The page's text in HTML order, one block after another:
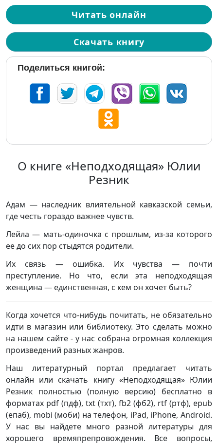
Читать онлайн
Скачать книгу
Поделиться книгой:
О книге «Неподходящая» Юлии
Резник
Адам — наследник влиятельной кавказской семьи,
где честь гораздо важнее чувств.
Лейла — мать-одиночка с прошлым, из-за которого
ее до сих пор стыдятся родители.
Их связь — ошибка. Их чувства — почти
преступление. Но что, если эта неподходящая
женщина — единственная, с кем он хочет быть?
Когда хочется что-нибудь почитать, не обязательно
идти в магазин или библиотеку. Это сделать можно
на нашем сайте - у нас собрана огромная коллекция
произведений разных жанров.
Наш литературный портал предлагает читать
онлайн или скачать книгу «Неподходящая» Юлии
Резник полностью (полную версию) бесплатно в
форматах pdf (пдф), txt (тхт), fb2 (фб2), rtf (ртф), epub
(епаб), mobi (моби) на телефон, iPad, iPhone, Android.
У нас вы найдете много разной литературы для
хорошего времяпрепровождения. Все вопросы,